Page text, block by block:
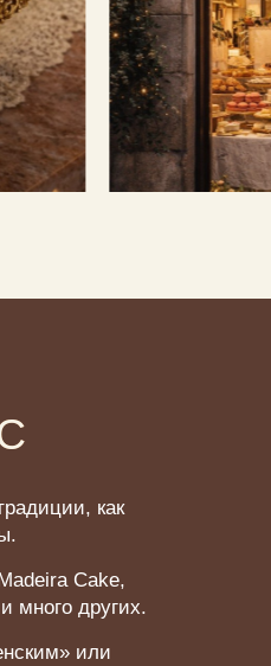
как
Cake,
много других.
или